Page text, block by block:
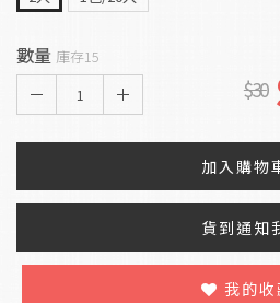
數量 庫存15
1 $30
加入購物
貨到通知
我的收